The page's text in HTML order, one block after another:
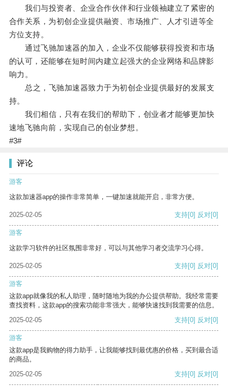
我们与投资者、企业合作伙伴和行业领袖建立了紧密的
合作关系，为初创企业提供融资、市场推广、人才引进等全
方位支持。
通过飞驰加速器的加入，企业不仅能够获得投资和市场
的认可，还能够在短时间内建立起强大的企业网络和品牌影
响力。
总之，飞驰加速器致力于为初创企业提供最好的发展支
持。
我们相信，只有在我们的帮助下，创业者才能够更加快
速地飞驰向前，实现自己的创业梦想。
#3#
评论
游客
这款加速器app的操作非常简单，一键加速就能开启，非常方便。
2025-02-05 支持[0] 反对[0]
游客
这款学习软件的社区氛围非常好，可以与其他学习者交流学习心得。
2025-02-05 支持[0] 反对[0]
游客
这款app就像我的私人助理，随时随地为我的办公提供帮助。我经常需要
查找资料，这款app的搜索功能非常强大，能够快速找到我需要的信息。
2025-02-05
支持[0] 反对[0]
游客
这款app是我购物的得力助手，让我能够找到最优惠的价格，买到最合适
的商品。
2025-02-05
支持[0] 反对[0]